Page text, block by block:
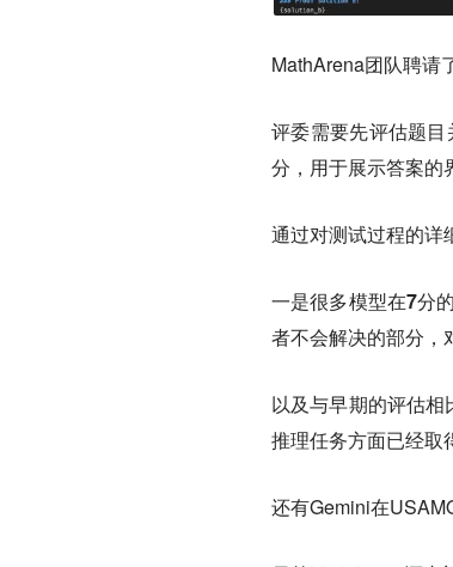
MathArena团队聘请
评委需要先评估题目
分 ，用于展示答案的
通过对测试过程的详
一是很多模型在7分
者不会解决的部分，
以及与早期的评估相
推理任务方面已经取
还有Gemini在